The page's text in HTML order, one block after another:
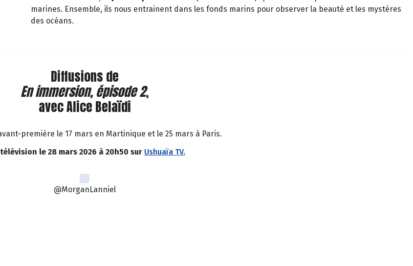
marines. Ensemble, ils nous entrainent dans les fonds marins pour observer la beauté et les mystères
des océans.
Diffusions de
En immersion, épisode 2,
avec Alice Belaïdi
première le 17 mars en Martinique et le 25 mars à Paris.
le 28 mars 2026 à 20h50 sur Ushuaïa TV.
@MorganLanniel